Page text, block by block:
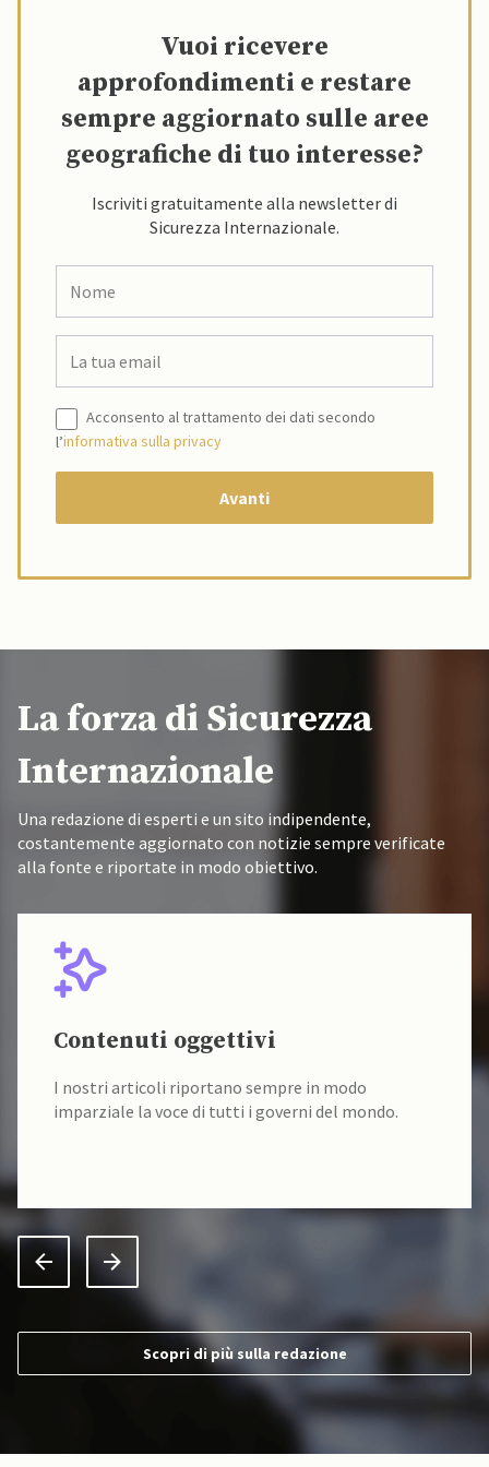
Vuoi ricevere
approfondimenti e restare
sempre aggiornato sulle aree
geografiche di tuo interesse?
Iscriviti gratuitamente alla newsletter di
Sicurezza Internazionale.
Acconsento al trattamento dei dati secondo
l’informativa sulla privacy
La forza di Sicurezza
Internazionale
Una redazione di esperti e un sito indipendente,
costantemente aggiornato con notizie sempre verificate
alla fonte e riportate in modo obiettivo.
Contenuti oggettivi
I nostri articoli riportano sempre in modo
imparziale la voce di tutti i governi del mondo.
Scopri di più sulla redazione